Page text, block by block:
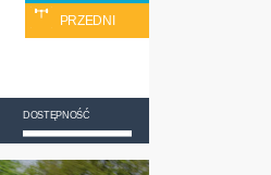
PRZEDNI
DOSTĘPNOŚĆ